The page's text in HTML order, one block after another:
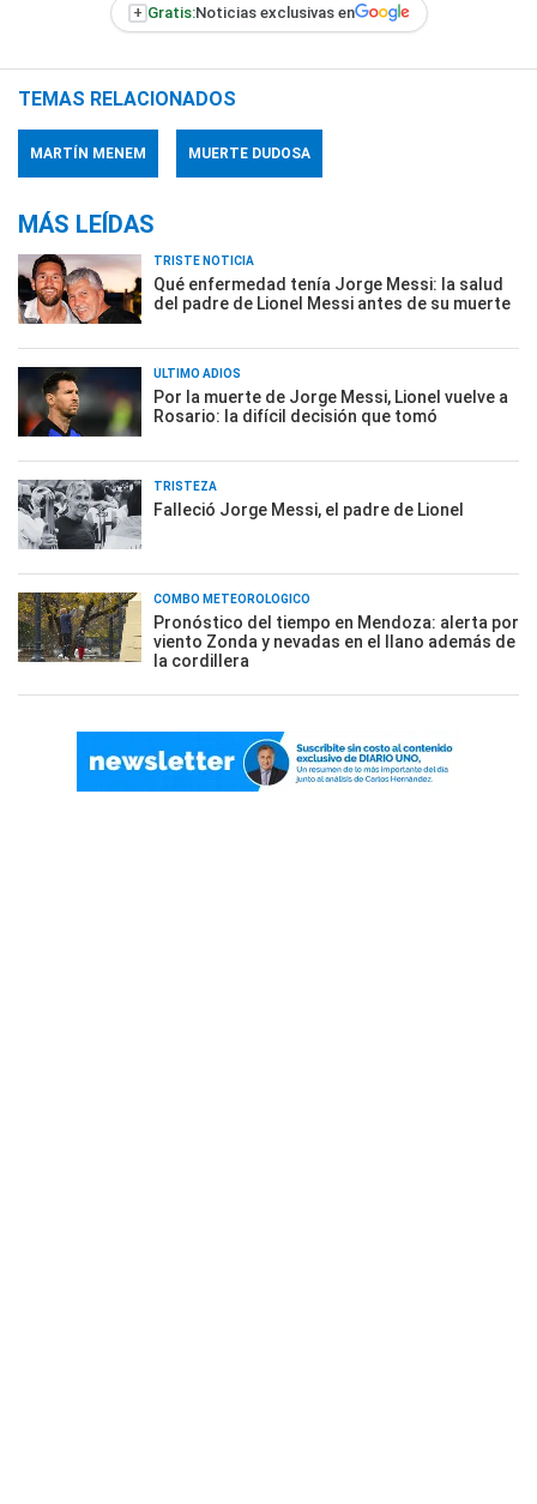
+ Gratis:Noticias exclusivas en
TEMAS RELACIONADOS
MARTÍN MENEM MUERTE DUDOSA
MÁS LEÍDAS
TRISTE NOTICIA
Qué enfermedad tenía Jorge Messi: la salud
del padre de Lionel Messi antes de su muerte
ÚLTIMO ADIÓS
Por la muerte de Jorge Messi, Lionel vuelve a
Rosario: la difícil decisión que tomó
TRISTEZA
Falleció Jorge Messi, el padre de Lionel
COMBO METEOROLÓGICO
Pronóstico del tiempo en Mendoza: alerta por
viento Zonda y nevadas en el llano además de
la cordillera